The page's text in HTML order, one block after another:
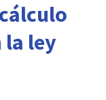
la ley